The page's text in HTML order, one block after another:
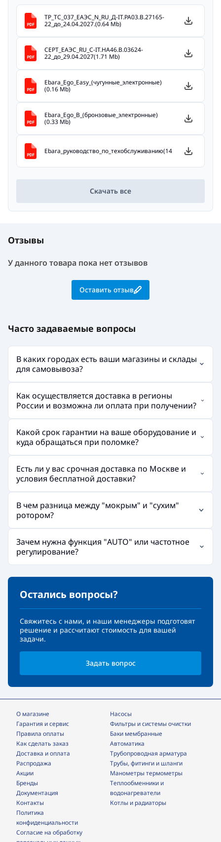
ТР_ТС_037_ЕАЭС_N_RU_Д-IT.РА03.В.27165-
22_до_24.04.2027.(0.64 Mb)
СЕРТ_ЕАЭС_RU_С-IT.НА46.В.03624-
22_до_29.04.2027(1.71 Mb)
Ebara_Ego_Easy_(чугунные_электронные)
(0.16 Mb)
Ebara_Ego_B_(бронзовые_электронные)
(0.33 Mb)
Ebara_руководство_по_техобслуживанию(14.53 Mb)
Скачать все
Отзывы
У данного товара пока нет отзывов
Оставить отзыв
Часто задаваемые вопросы
В каких городах есть ваши магазины и склады
для самовывоза?
Как осуществляется доставка в регионы
России и возможна ли оплата при получении?
Какой срок гарантии на ваше оборудование и
куда обращаться при поломке?
Есть ли у вас срочная доставка по Москве и
условия бесплатной доставки?
В чем разница между "мокрым" и "сухим"
ротором?
Зачем нужна функция "AUTO" или частотное
регулирование?
Остались вопросы?
Свяжитесь с нами, и наши менеджеры подготовят
решение и рассчитают стоимость для вашей
задачи.
Задать вопрос
О магазине
Гарантия и сервис
Правила оплаты
Как сделать заказ
Доставка и оплата
Распродажа
Акции
Бренды
Документация
Контакты
Насосы
фильтры и системы очистки
Баки мембранные
Автоматика
трубопроводная арматура
трубы, фитинги и шланги
манометры термометры
теплообменники и
водонагреватели
Котлы и радиаторы
Политика
конфиденциальности
Согласие на обработку